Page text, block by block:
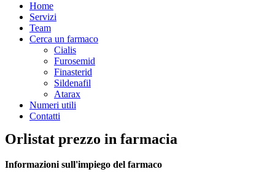
Home
Servizi
Team
Cerca un farmaco
Cialis
Furosemid
Finasterid
Sildenafil
Atarax
Numeri utili
Contatti
Orlistat prezzo in farmacia
Informazioni sull'impiego del farmaco